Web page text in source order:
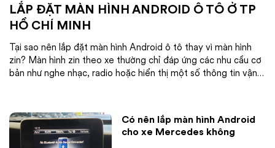
LẮP ĐẶT MÀN HÌNH ANDROID Ô TÔ Ở TP
HỒ CHÍ MINH
Tại sao nên lắp đặt màn hình Android ô tô thay vì màn hình
zin? Màn hình zin theo xe thường chỉ đáp ứng các nhu cầu cơ
bản như nghe nhạc, radio hoặc hiển thị một số thông tin vận
Có nên lắp màn hình Android
cho xe Mercedes không